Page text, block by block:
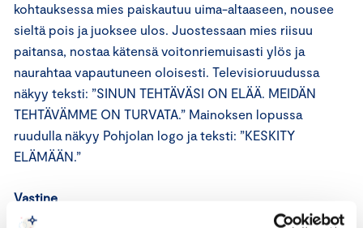
kohtauksessa mies paiskautuu uima-altaaseen, nousee
sieltä pois ja juoksee ulos. Juostessaan mies riisuu
paitansa, nostaa kätensä voitonriemuisasti ylös ja
naurahtaa vapautuneen oloisesti. Televisioruudussa
näkyy teksti: ”SINUN TEHTÄVÄSI ON ELÄÄ. MEIDÄN
TEHTÄVÄMME ON TURVATA.” Mainoksen lopussa
ruudulla näkyy Pohjolan logo ja teksti: ”KESKITY
ELÄMÄÄN.”
Vastine